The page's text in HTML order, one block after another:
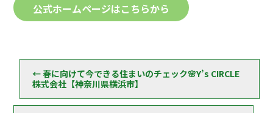
公式ホームページはこちらから
←春に向けて今できる住まいのチェック🌸Y’s CIRCLE
株式会社【神奈川県横浜市】